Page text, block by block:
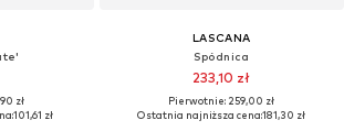
zł
101,61 zł
LASCANA
Spódnica
233,10 zł
Pierwotnie: 259,00 zł
Ostatnia najniższa cena:181,30 zł